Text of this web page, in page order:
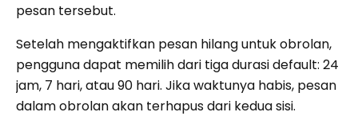
pesan tersebut.
Setelah mengaktifkan pesan hilang untuk obrolan,
pengguna dapat memilih dari tiga durasi default: 24
jam, 7 hari, atau 90 hari. Jika waktunya habis, pesan
dalam obrolan akan terhapus dari kedua sisi.